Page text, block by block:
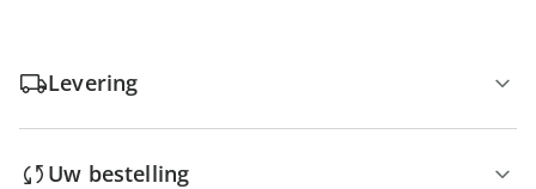
Levering
Uw bestelling